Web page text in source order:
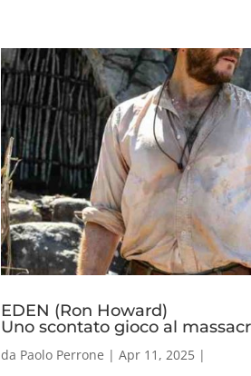
EDEN (Ron Howard)
Uno scontato gioco al
da Paolo Perrone |Apr 11, 2025 |